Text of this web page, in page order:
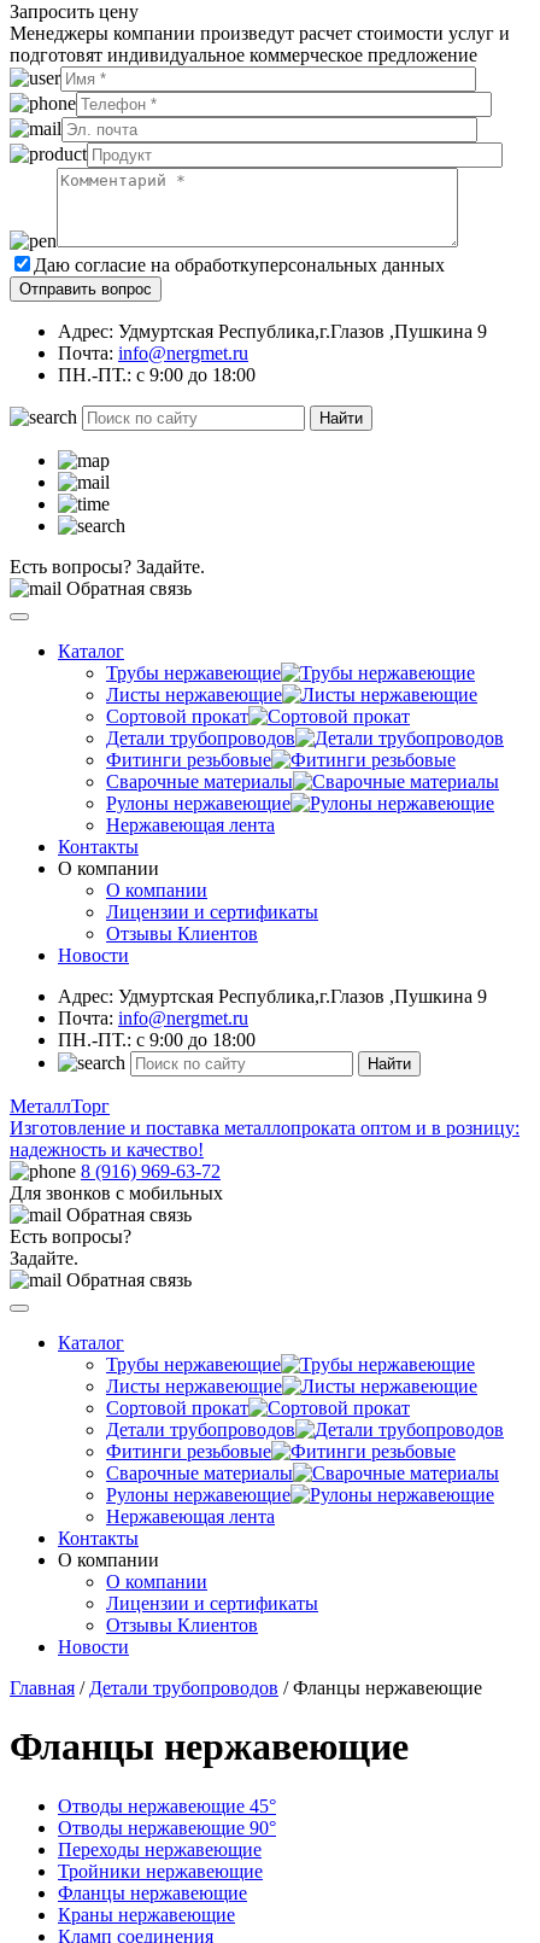
Запросить цену
Менеджеры компании произведут расчет стоимости услуг и
подготовят индивидуальное коммерческое предложение
Даю согласие на обработкуперсональных данных
Адрес: Удмуртская Республика,г.Глазов ,Пушкина 9
Почта: info@nergmet.ru
ПН.-ПТ.: с 9:00 до 18:00
Найти
Есть вопросы? Задайте.
Обратная связь
Каталог
Трубы нержавеющие
Листы нержавеющие
Сортовой прокат
Детали трубопроводов
Фитинги резьбовые
Сварочные материалы
Рулоны нержавеющие
Нержавеющая лента
Контакты
О компании
О компании
Лицензии и сертификаты
Отзывы Клиентов
Новости
Адрес: Удмуртская Республика,г.Глазов ,Пушкина 9
Почта: info@nergmet.ru
ПН.-ПТ.: с 9:00 до 18:00
Найти
МеталлТорг
Изготовление и поставка металлопроката оптом и в розницу:
надежность и качество!
8 (916) 969-63-72
Для звонков с мобильных
Обратная связь
Есть вопросы?
Задайте.
Обратная связь
Каталог
Трубы нержавеющие
Листы нержавеющие
Сортовой прокат
Детали трубопроводов
Фитинги резьбовые
Сварочные материалы
Рулоны нержавеющие
Нержавеющая лента
Контакты
О компании
О компании
Лицензии и сертификаты
Отзывы Клиентов
Новости
Главная / Детали трубопроводов /Фланцы нержавеющие
Фланцы нержавеющие
Отводы нержавеющие 45°
Отводы нержавеющие 90°
Переходы нержавеющие
Тройники нержавеющие
Фланцы нержавеющие
Краны нержавеющие
Кламп соединения